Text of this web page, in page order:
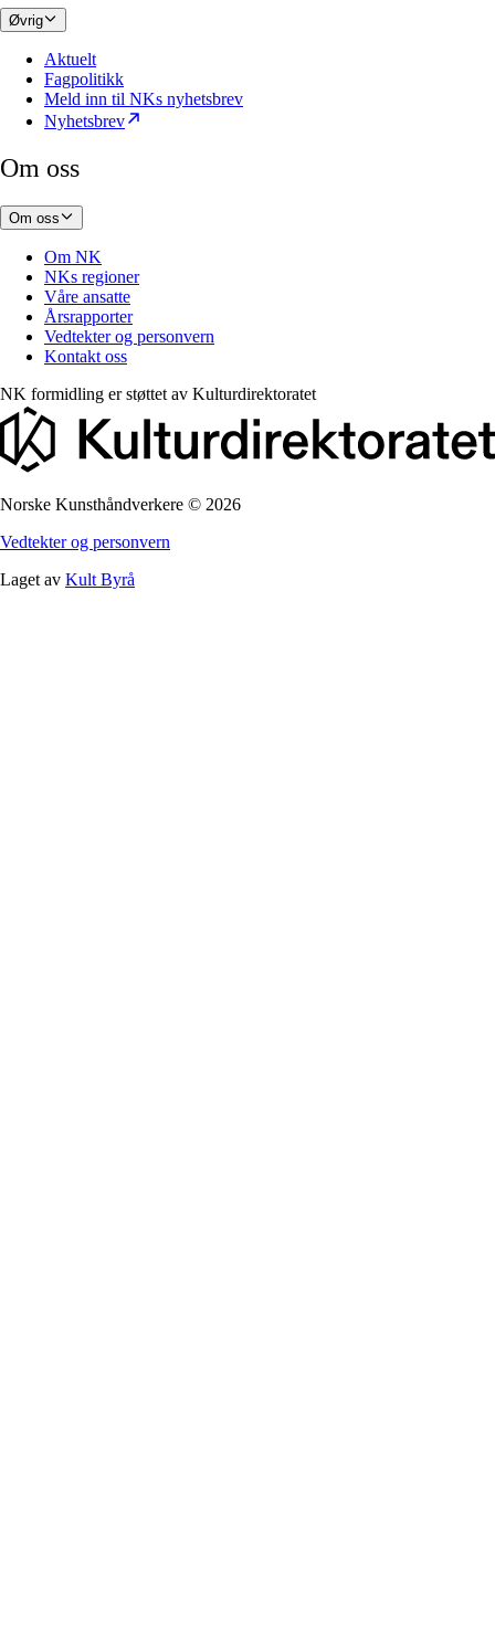
Øvrig
Aktuelt
Fagpolitikk
Meld inn til NKs nyhetsbrev
Nyhetsbrev
Om oss
Om oss
Om NK
NKs regioner
Våre ansatte
Årsrapporter
Vedtekter og personvern
Kontakt oss
NK formidling er støttet av Kulturdirektoratet
Norske Kunsthåndverkere © 2026
Vedtekter og personvern
Laget av Kult Byrå